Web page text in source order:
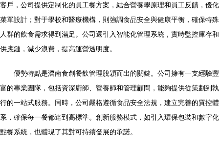
客戶，公司提供定制化的員工餐方案，結合營養學原理和員工反饋，優化
菜單設計；對于學校和醫療機構，則強調食品安全與健康平衡，確保特殊
人群的飲食需求得到滿足。公司還引入智能化管理系統，實時監控庫存和
供應鏈，減少浪費，提高運營透明度。
優勢特點是濟南食創餐飲管理脫穎而出的關鍵。公司擁有一支經驗豐
富的專業團隊，包括資深廚師、營養師和管理顧問，能夠提供從策劃到執
行的一站式服務。同時，公司嚴格遵循食品安全法規，建立完善的質控體
系，確保每一餐都達到高標準。創新服務模式，如引入環保包裝和數字化
點餐系統，也體現了其對可持續發展的承諾。